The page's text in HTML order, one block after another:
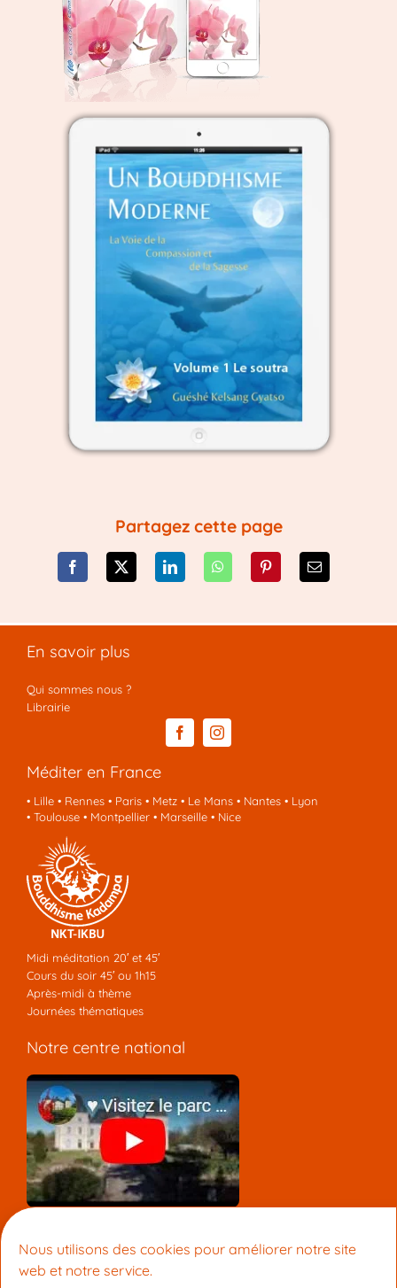
Nous utilisons des cookies pour améliorer notre site
web et notre service.
Partagez cette page
En savoir plus
Qui sommes nous ?
Librairie
Méditer en France
• Lille• Rennes• Paris• Metz• Le Mans• Nantes• Lyon
• Toulouse• Montpellier• Marseille• Nice
Midi méditation 20′ et 45′
Cours du soir 45′ ou 1h15
Après-midi à thème
Journées thématiques
Notre centre national
Centre Lamrim Lyon